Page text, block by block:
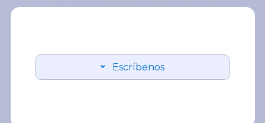
Escríbenos